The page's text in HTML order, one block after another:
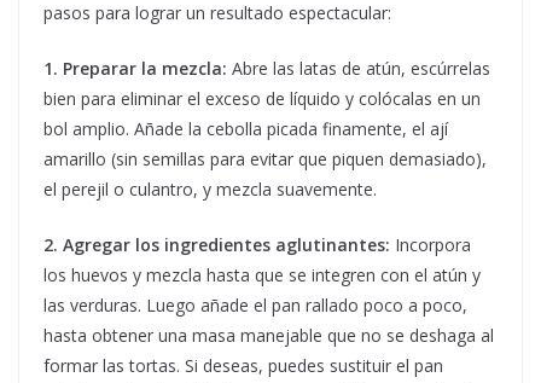
pasos para lograr un resultado espectacular:
1. Preparar la mezcla: Abre las latas de atún, escúrrelas
bien para eliminar el exceso de líquido y colócalas en un
bol amplio. Añade la cebolla picada finamente, el ají
amarillo (sin semillas para evitar que piquen demasiado),
el perejil o culantro, y mezcla suavemente.
2. Agregar los ingredientes aglutinantes: Incorpora
los huevos y mezcla hasta que se integren con el atún y
las verduras. Luego añade el pan rallado poco a poco,
hasta obtener una masa manejable que no se deshaga al
formar las tortas. Si deseas, puedes sustituir el pan